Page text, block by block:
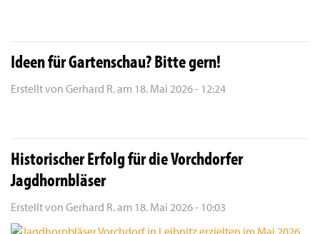
Ideen für Gartenschau? Bitte gern!
Erstellt von Gerhard R.am 18. Mai 2026 - 12:24
Historischer Erfolg für die Vorchdorfer
Jagdhornbläser
Erstellt von Gerhard R.am 18. Mai 2026 - 10:03